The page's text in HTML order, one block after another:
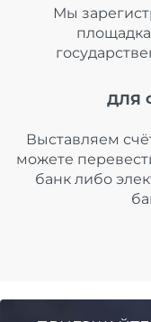
Мы
ДЛЯ
Выставляем
можете
банк либо